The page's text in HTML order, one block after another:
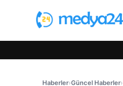
Haberler›Güncel Haberler›